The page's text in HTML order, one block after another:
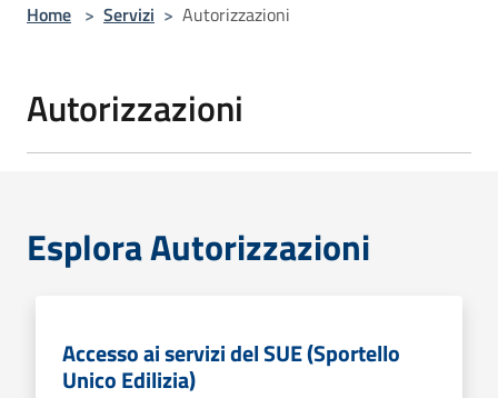
Home > Servizi > Autorizzazioni
Autorizzazioni
Esplora Autorizzazioni
Accesso ai servizi del SUE (Sportello
Unico Edilizia)